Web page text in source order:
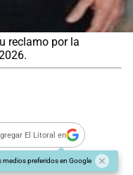
reclamo por la
El Litoral en
medios preferidos en Google